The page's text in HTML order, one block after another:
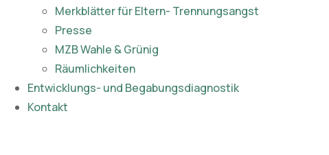
Merkblätter für Eltern- Trennungsangst
Presse
MZB Wahle & Grünig
Räumlichkeiten
Entwicklungs- und Begabungsdiagnostik
Kontakt